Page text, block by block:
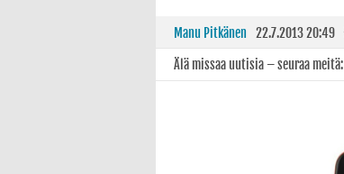
Manu Pitkänen 22.7.2013 20:49
Älä missaa uutisia – seuraa meitä: